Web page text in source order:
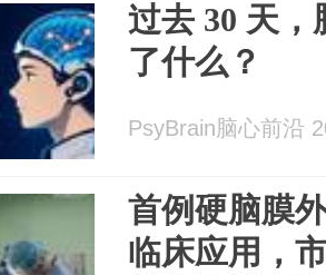
过去 30 天
了什么？
PsyBrain脑心前沿
首例硬脑膜
临床应用，